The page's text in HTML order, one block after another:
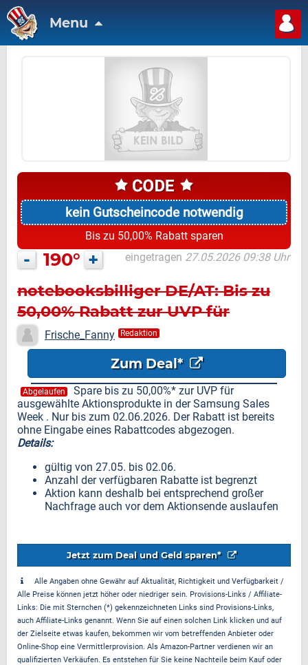
Menu
kein Gutscheincode notwendig
Bis zu 50,00% Rabatt sparen
- 190° + eingetragen 27.05.2026 09:38 Uhr
notebooksbilliger DE/AT: Bis zu
50,00% Rabatt zur UVP für
ausgewählte Aktionsprodukte
Frische_Fanny Redaktion
Zum Deal*
Abgelaufen
Spare bis zu 50,00%* zur UVP für
ausgewählte Aktionsprodukte in der Samsung Sales
Week . Nur bis zum 02.06.2026. Der Rabatt ist bereits
ohne Eingabe eines Rabattcodes abgezogen.
Details:
gültig von 27.05. bis 02.06.
Anzahl der verfügbaren Rabatte ist begrenzt
Aktion kann deshalb bei entsprechend großer
Nachfrage auch vor dem Aktionsende auslaufen
Jetzt zum Deal und Geld sparen*
Alle Angaben ohne Gewähr auf Aktualität, Richtigkeit und Verfügbarkeit /
Alle Preise können jetzt höher oder niedriger sein. Provisions-Links / Affiliate-
Links: Die mit Sternchen (*) gekennzeichneten Links sind Provisions-Links,
auch Affiliate-Links genannt. Wenn Sie auf einen solchen Link klicken und auf
der Zielseite etwas kaufen, bekommen wir vom betreffenden Anbieter oder
Online-Shop eine Vermittlerprovision. Als Amazon-Partner verdienen wir an
qualifizierten Verkäufen. Es entstehen für Sie keine Nachteile beim Kauf oder